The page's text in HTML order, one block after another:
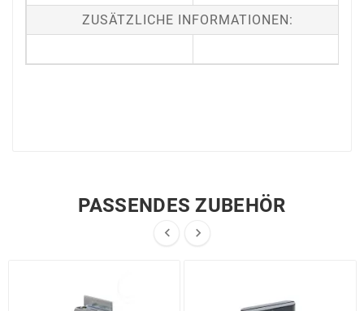
ZUSÄTZLICHE INFORMATIONEN:
PASSENDES ZUBEHÖR
 